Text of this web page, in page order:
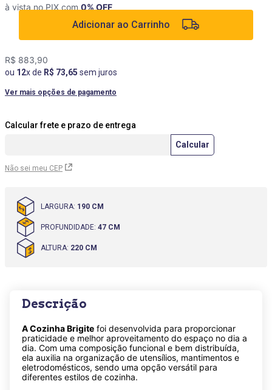
à vista no PIX com 0% OFF
Adicionar ao Carrinho
R$ 883,90
ou 12x de R$ 73,65 sem juros
Ver mais opções de pagamento
Não sei meu CEP
LARGURA: 190 CM
PROFUNDIDADE: 47 CM
ALTURA: 220 CM
Descrição
A Cozinha Brigite foi desenvolvida para proporcionar
praticidade e melhor aproveitamento do espaço no dia a
dia. Com uma composição funcional e bem distribuída,
ela auxilia na organização de utensílios, mantimentos e
eletrodomésticos, sendo uma opção versátil para
diferentes estilos de cozinha.
9º cômoda
mesas cadeiras